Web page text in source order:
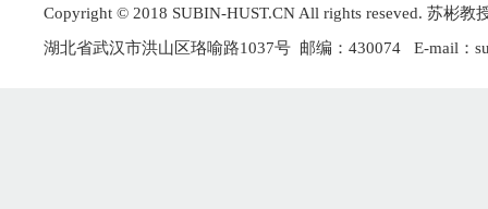
Copyright © 2018 SUBIN-HUST.CN All rights reseved. 苏彬
湖北省武汉市洪山区珞喻路1037号 邮编：430074 E-mail：